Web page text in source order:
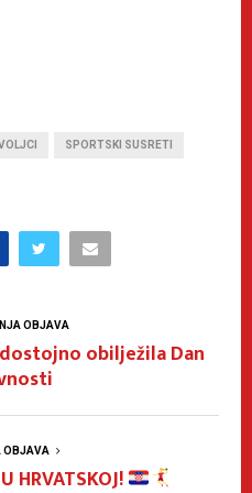
SPORTSKI SUSRETI
OBJAVA
obilježila Dan
OBJAVA
HRVATSKOJ!